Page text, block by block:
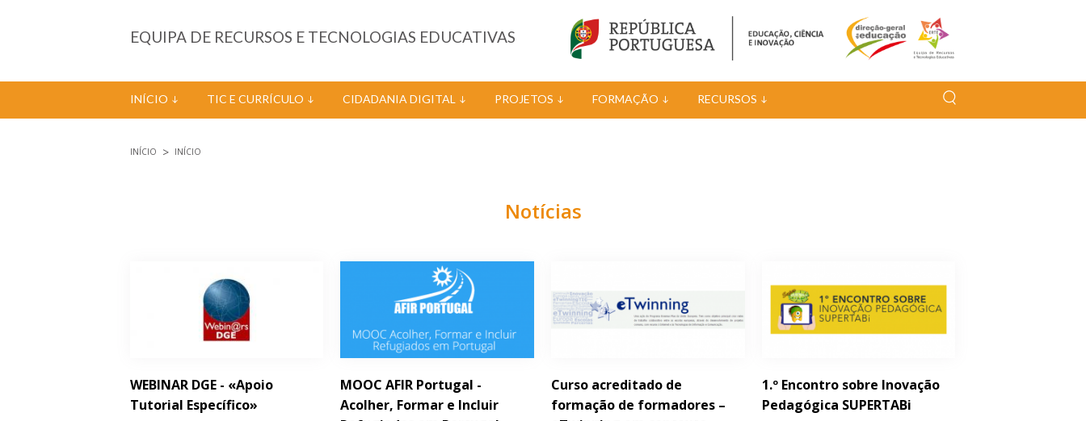
EQUIPA DE RECURSOS E TECNOLOGIAS EDUCATIVAS
INÍCIO TIC E CURRÍCULO CIDADANIA DIGITAL PROJETOS FORMAÇÃO RECURSOS
INÍCIO INÍCIO
Notícias
WEBINAR DGE - «Apoio
Tutorial Específico»
MOOC AFIR Portugal -
Acolher, Formar e Incluir
Curso acreditado de
formação de formadores –
1.º Encontro sobre Inovação
Pedagógica SUPERTABi
Páginas